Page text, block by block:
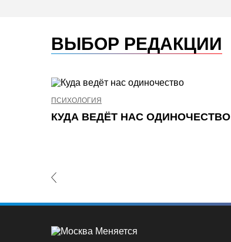
ВЫБОР РЕДАКЦИИ
ПСИХОЛОГИЯ
КУДА ВЕДЁТ НАС ОДИНОЧЕСТВО
Slide